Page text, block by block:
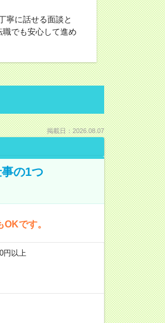
寧に話せる面談と
でも安心して進め
掲載日：2026.08.07
の1つ
です。
以上